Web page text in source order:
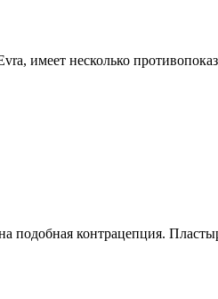
имеет несколько
подобная контрацепция.